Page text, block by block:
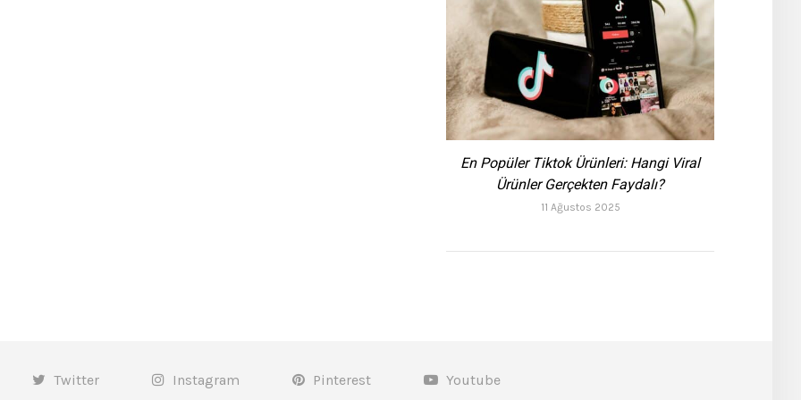
En Popüler Tiktok Ürünleri: Hangi Viral
Ürünler Gerçekten Faydalı?
11 Ağustos 2025
Twitter Instagram Pinterest Youtube